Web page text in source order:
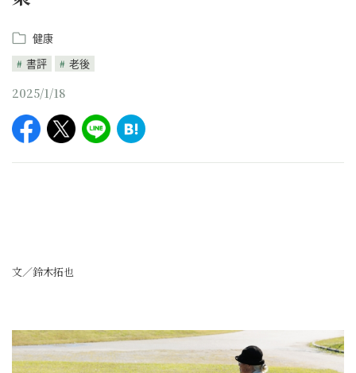
健康
書評
老後
2025/1/18
文／鈴木拓也